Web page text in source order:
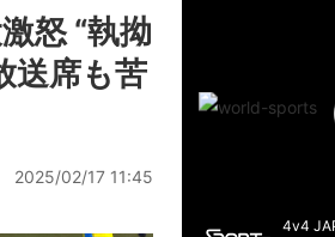
怒 “執拗
送席も苦
2025/02/17 11:45
4v4